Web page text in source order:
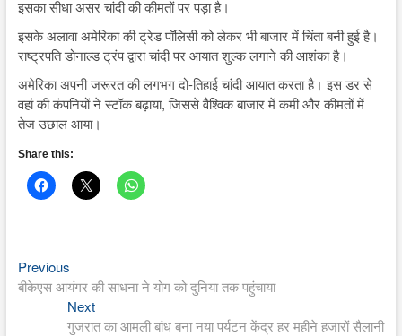
इसका सीधा असर चांदी की कीमतों पर पड़ा है।
इसके अलावा अमेरिका की ट्रेड पॉलिसी को लेकर भी बाजार में चिंता बनी हुई है।
राष्ट्रपति डोनाल्ड ट्रंप द्वारा चांदी पर आयात शुल्क लगाने की आशंका है।
अमेरिका अपनी जरूरत की लगभग दो-तिहाई चांदी आयात करता है। इस डर से
वहां की कंपनियों ने स्टॉक बढ़ाया, जिससे वैश्विक बाजार में कमी और कीमतों में
तेज उछाल आया।
Share this:
Post
navigation
PreviousPrevious
post:
बीकेएस आयंगर की साधना ने योग को दुनिया तक पहुंचाया
NextNext
post:
गुजरात का आमली बांध बना नया पर्यटन केंद्र हर महीने हजारों सैलानी